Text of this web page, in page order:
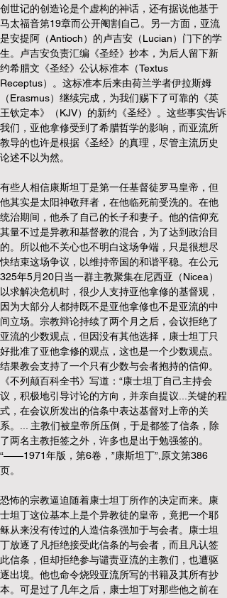
创世记的创造论是个虚构的神话，还有据说他基于
马太福音第19章而公开阉割自己。另一方面，亚流
是安提阿（Antioch）的卢吉安（Lucian）门下的学
生。卢吉安负责汇编《圣经》抄本，为后人留下新
约希腊文《圣经》公认标准本（Textus
Receptus）。这标准本后来由荷兰学者伊拉斯姆
（Erasmus）继续完成，为我们赐下了可靠的《英
王钦定本》（KJV）的新约《圣经》。这些事实告诉
我们，亚他拿修受到了希腊哲学的影响，而亚流所
教导的也许是根据《圣经》的真理，尽管主流历史
论述不以为然。
有些人相信康斯坦丁是第一任基督徒罗马皇帝，但
他其实是太阳神敬拜者，在他临死前受洗的。在他
统治期间，他杀了自己的长子和妻子。他的信仰充
其量不过是异教和基督教的混合，为了达到政治目
的。所以他不关心也不明白这场争端，只是很想尽
快结束这场争议，以维持帝国的和谐平稳。在公元
325年5月20日当一群主教聚集在尼西亚（Nicea）
以求解决危机时，很少人支持亚他拿修的基督观，
因为大部分人都持既不是亚他拿修也不是亚流的中
间立场。宗教辩论持续了两个月之后，会议拒绝了
亚流的少数观点，但因没有其他选择，康士坦丁只
好批准了亚他拿修的观点，这也是一个少数观点。
结果教会支持了一个只有少数与会者抱持的信仰。
《不列颠百科全书》写道：“康士坦丁自己主持会
议，积极地引导讨论的方向，并亲自提议...关键的程
式，在会议所发出的信条中表达基督对上帝的关
系。... 主教们被皇帝所压倒，于是都签了信条，除
了两名主教拒签之外，许多也是出于勉强签的。
“——1971年版，第6卷，”康斯坦丁”,原文第386
页。
恐怖的宗教逼迫随着康士坦丁所作的决定而来。康
士坦丁这位基本上是个异教徒的皇帝，竟把一个耶
稣从来没有传过的人造信条强加于与会者。康士坦
丁放逐了凡拒绝接受此信条的与会者，而且凡认签
此信条，但却拒绝参与谴责亚流的主教们，也遭驱
逐出境。他也命令烧毁亚流所写的书籍及其所有抄
本。可是过了几年之后，康士坦丁对那些他之前在